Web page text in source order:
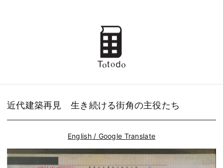
近代建築再見 生き続ける街角の主役たち
English / Google Translate